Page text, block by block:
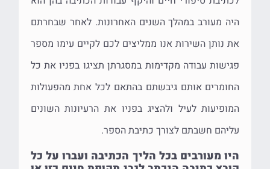
היה מעורב במהלך השנים האחרונות. לאחר שבחרתם
את נותן השירות אנו ממליצים לכם לקיים עימו מספר
פגישות עבודה מקדימות במסגרתן תציגו בפניו את כל
החומרים אותם גיבשתם בהתאם לכל אחת מהפעולות
המופיעות לעיל ולהציג בפניו את הרעיונות השונים
עליהם חשבתם לצורך כתיבת הספר.
היו מעורבים בכל הליך הכתיבה ועברו על כל